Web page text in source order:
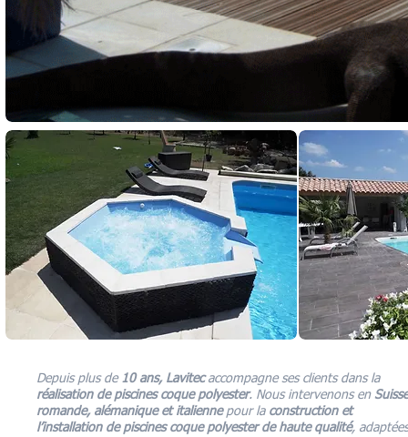
Depuis plus de 10 ans, Lavitecaccompagne ses clients dans la
réalisation de piscines coque polyester. Nous intervenons en Suisse
romande, alémanique et italiennepour la construction et
l’installation de piscines coque polyester de haute qualité, adaptées